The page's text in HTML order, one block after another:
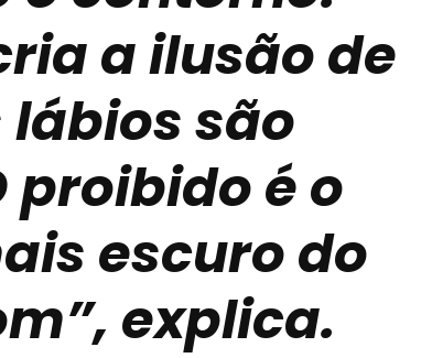
a ilusão de
lábios são
proibido é o
escuro do
explica.